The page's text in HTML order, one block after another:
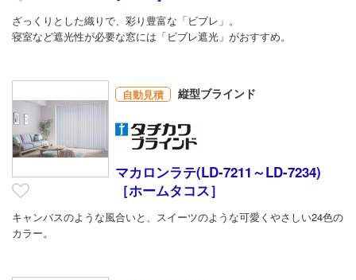
ざっくりとした織りで、彩り豊富な「ビブレ」。
寝室など遮光性が必要な窓には「ビブレ遮光」がおすすめ。
自動見積 縦型ブラインド
マカロンラテ(LD-7211～LD-7234)
［ホームタコス］
キャンバスのような風合いと、スイーツのような可愛くやさしい24色の
カラー。